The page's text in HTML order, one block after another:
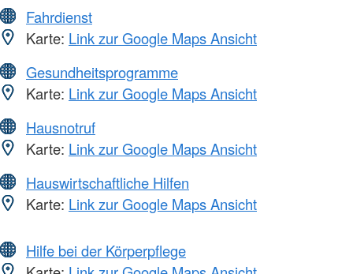
Fahrdienst
Karte: Link zur Google Maps Ansicht
Gesundheitsprogramme
Karte: Link zur Google Maps Ansicht
Hausnotruf
Karte: Link zur Google Maps Ansicht
Hauswirtschaftliche Hilfen
Karte: Link zur Google Maps Ansicht
Hilfe bei der Körperpflege